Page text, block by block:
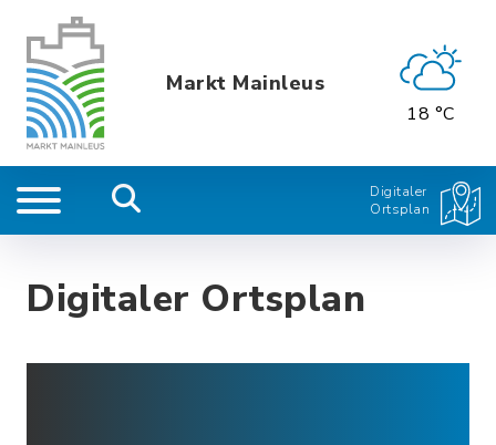
Markt Mainleus
18 °C
Digitaler
Ortsplan
Digitaler Ortsplan